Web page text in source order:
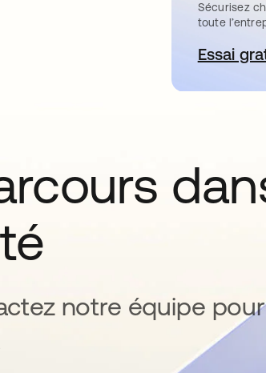
Sécurisez
toute
Essai
notre équipe pour